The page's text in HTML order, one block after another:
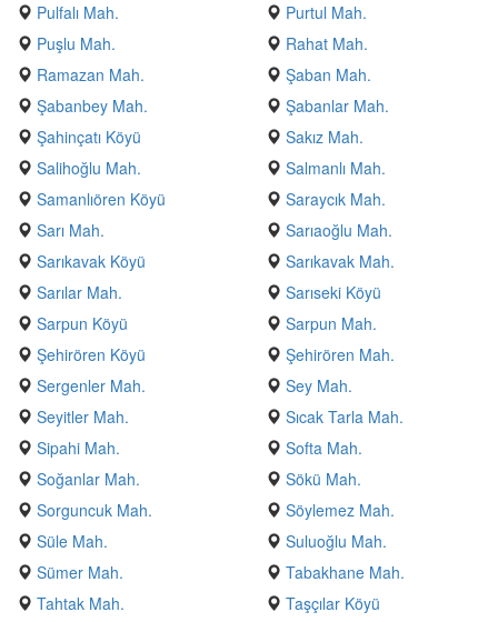
Pulfalı Mah.
Purtul Mah.
Puşlu Mah.
Rahat Mah.
Ramazan Mah.
Şaban Mah.
Şabanbey Mah.
Şabanlar Mah.
Şahinçatı Köyü
Sakız Mah.
Salihoğlu Mah.
Salmanlı Mah.
Samanlıören Köyü
Saraycık Mah.
Sarı Mah.
Sarıaoğlu Mah.
Sarıkavak Köyü
Sarıkavak Mah.
Sarılar Mah.
Sarıseki Köyü
Sarpun Köyü
Sarpun Mah.
Şehirören Köyü
Şehirören Mah.
Sergenler Mah.
Sey Mah.
Seyitler Mah.
Sıcak Tarla Mah.
Sipahi Mah.
Softa Mah.
Soğanlar Mah.
Sökü Mah.
Sorguncuk Mah.
Söylemez Mah.
Süle Mah.
Suluoğlu Mah.
Sümer Mah.
Tabakhane Mah.
Tahtak Mah.
Taşçılar Köyü